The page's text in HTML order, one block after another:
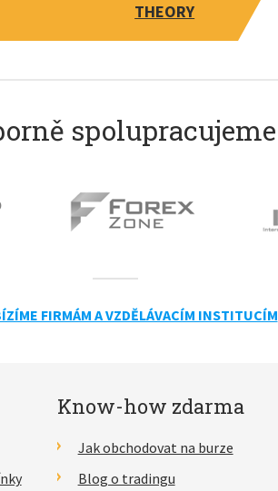
THEORY
spolupracujeme
FIRMÁM A VZDĚLÁVACÍM INSTITUCÍM
Know-how zdarma
Jak obchodovat na burze
Blog o tradingu